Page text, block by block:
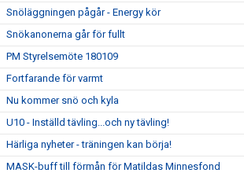
Snöläggningen pågår - Energy kör
Snökanonerna går för fullt
PM Styrelsemöte 180109
Fortfarande för varmt
Nu kommer snö och kyla
U10 - Inställd tävling...och ny tävling!
Härliga nyheter - träningen kan börja!
MASK-buff till förmån för Matildas Minnesfond